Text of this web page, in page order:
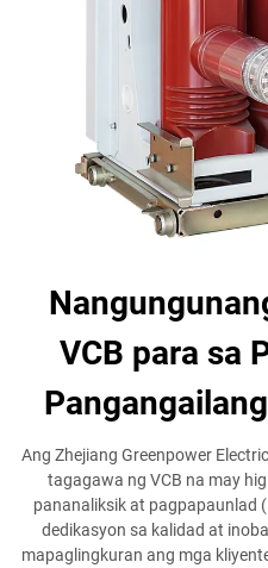
Makipag-ugnayan sa
VCB para sa
Ang Zhejiang Greenpower
tagagawa ng VCB na may
pananaliksik at pagpapaunlad
dedikasyon sa kalidad at
mapaglingkuran ang mga